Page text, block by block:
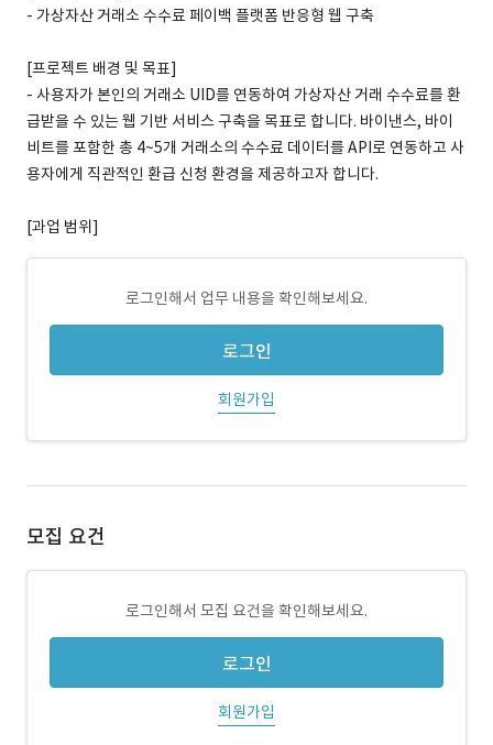
- 가상자산 거래소 수수료 페이백 플랫폼 반응형 웹 구축
[프로젝트 배경 및 목표]
- 사용자가 본인의 거래소 UID를 연동하여 가상자산 거래 수수료를 환
급받을 수 있는 웹 기반 서비스 구축을 목표로 합니다. 바이낸스, 바이
비트를 포함한 총 4~5개 거래소의 수수료 데이터를 API로 연동하고 사
용자에게 직관적인 환급 신청 환경을 제공하고자 합니다.
[과업 범위]
로그인해서 업무 내용을 확인해보세요.
로그인
회원가입
모집 요건
로그인해서 모집 요건을 확인해보세요.
로그인
회원가입